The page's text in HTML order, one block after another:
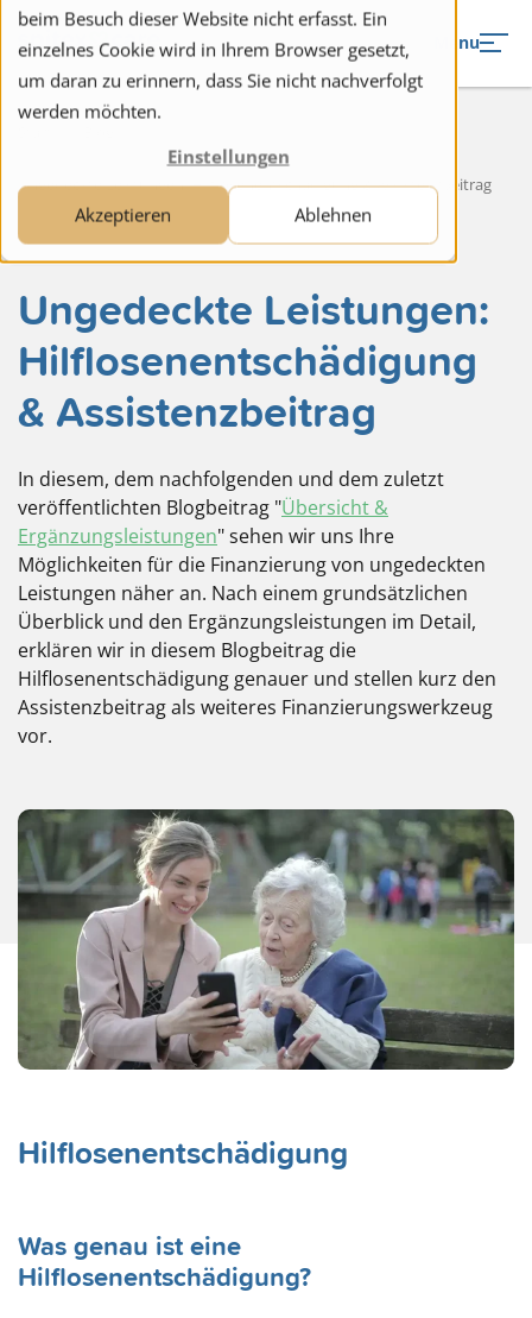
beim Besuch dieser Website nicht erfasst. Ein
einzelnes Cookie wird in Ihrem Browser gesetzt,
um daran zu erinnern, dass Sie nicht nachverfolgt
werden möchten.
Einstellungen
Akzeptieren Ablehnen
to navigation
to the content
Menu
Ungedeckte Leistungen: Hilflosenentschädigung & Assistenzbeitrag
Ungedeckte Leistungen:
Hilflosenentschädigung
& Assistenzbeitrag
In diesem, dem nachfolgenden und dem zuletzt
veröffentlichten Blogbeitrag "Übersicht &
Ergänzungsleistungen" sehen wir uns Ihre
Möglichkeiten für die Finanzierung von ungedeckten
Leistungen näher an. Nach einem grundsätzlichen
Überblick und den Ergänzungsleistungen im Detail,
erklären wir in diesem Blogbeitrag die
Hilflosenentschädigung genauer und stellen kurz den
Assistenzbeitrag als weiteres Finanzierungswerkzeug
vor.
Hilflosenentschädigung
Was genau ist eine
Hilflosenentschädigung?